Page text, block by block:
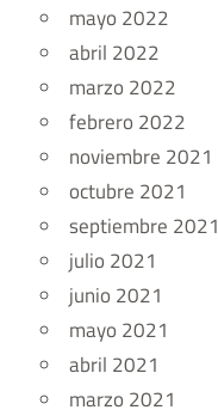
mayo 2022
abril 2022
marzo 2022
febrero 2022
noviembre 2021
octubre 2021
septiembre 2021
julio 2021
junio 2021
mayo 2021
abril 2021
marzo 2021